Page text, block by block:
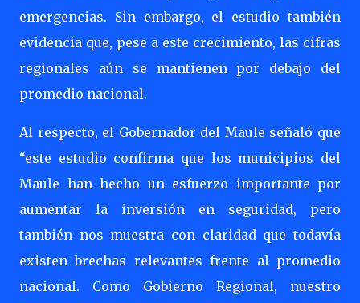
emergencias. Sin embargo, el estudio también
evidencia que, pese a este crecimiento, las cifras
regionales aún se mantienen por debajo del
promedio nacional.
Al respecto, el Gobernador del Maule señaló que
“este estudio confirma que los municipios del
Maule han hecho un esfuerzo importante por
aumentar la inversión en seguridad, pero
también nos muestra con claridad que todavía
existen brechas relevantes frente al promedio
nacional. Como Gobierno Regional, nuestro